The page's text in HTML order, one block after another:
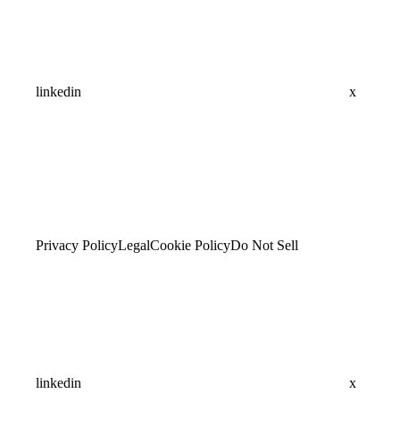
linkedin x
Privacy PolicyLegalCookie PolicyDo Not Sell
linkedin x